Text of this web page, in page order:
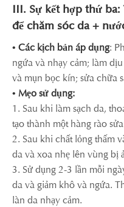
III. Sự kết hợp thứ
để chăm sóc da +
• Các kịch bản áp dụng:
ngứa và nhạy cảm; làm
và mụn bọc kín; sửa chữa
• Mẹo sử dụng:
1. Sau khi làm sạch da,
tạo thành một hàng rào
2. Sau khi chất lỏng thấm
da và xoa nhẹ lên vùng bị
3. Sử dụng 2-3 lần mỗi
da và giảm khô và ngứa.
làn da nhạy cảm.